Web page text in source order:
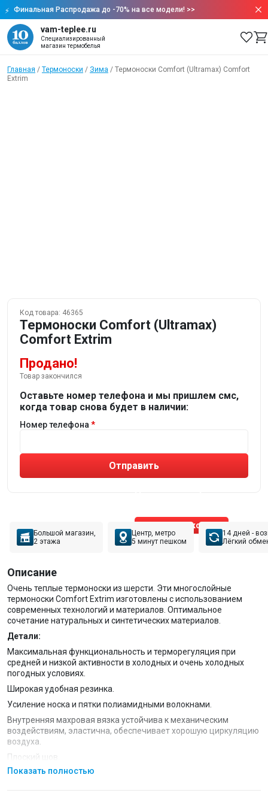
Финальная Распродажа до -70% на все модели! >>
vam-teplee.ru
Специализированный
магазин термобелья
Главная / Термоноски / Зима / Термоноски Comfort (Ultramax) Comfort
Extrim
Код товара: 46365
Термоноски Comfort (Ultramax)
Comfort Extrim
Продано!
Товар закончился
Оставьте номер телефона и мы пришлем смс,
когда товар снова будет в наличии:
Номер телефона
Отправить
Позвонить эксперту
Большой магазин,
2 этажа
Центр, метро
5 минут пешком
14 дней -
Лёгкий
Описание
Очень теплые термоноски из шерсти. Эти многослойные
термоноски Comfort Extrim изготовлены с использованием
современных технологий и материалов. Оптимальное
сочетание натуральных и синтетических материалов.
Детали:
Максимальная функциональность и терморегуляция при
средней и низкой активности в холодных и очень холодных
погодных условиях.
Широкая удобная резинка.
Усиление носка и пятки полиамидными волокнами.
Внутренняя махровая вязка устойчива к механическим
воздействиям, эластична, обеспечивает хорошую циркуляцию
воздуха.
Плоский шов.
Гипоаллергенны, антибактериальны.
Показать полностью